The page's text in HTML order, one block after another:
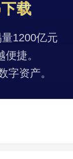
载
1200亿元
捷。
字资产。